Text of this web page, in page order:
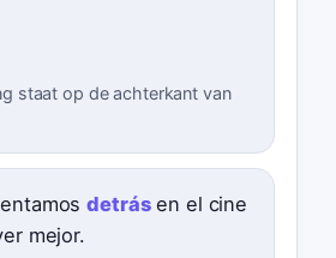
staat op de achterkant van
detrásen el cine
mejor.